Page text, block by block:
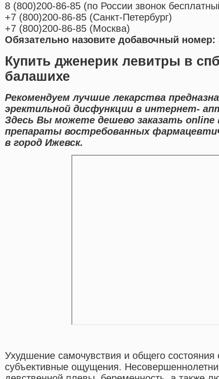
8 (800)200-86-85 (по России звонок
+7 (800)200-86-85 (Санкт-Петербург)
+7 (800)200-86-85 (Москва)
Обязательно назовите добавочный номер:
Купить дженерик левитры в
балашихе
Рекомендуем лучшие лекарства
эректильной дисфункции в интернет-
Здесь Вы можете дешево заказать online
препараты востребованных
в город Ижевск.
Ухудшение самочувствия и общего
субъективные ощущения.